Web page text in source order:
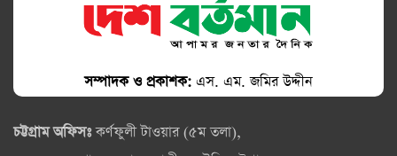
সম্পাদক ও প্রকাশক: এস. এম. জমির উদ্দীন
চট্টগ্রাম অফিসঃকর্ণফুলী টাওয়ার (৫ম তলা),